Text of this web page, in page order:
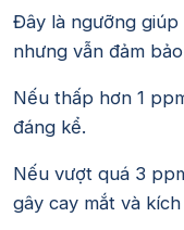
Đây là ngưỡng
nhưng vẫn đảm
Nếu thấp hơn 1
đáng kể.
Nếu vượt quá 3
gây cay mắt và